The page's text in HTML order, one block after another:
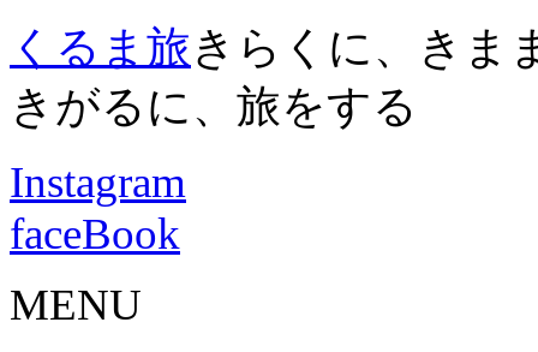
くるま旅きらくに、きま
きがるに、旅をする
Instagram
faceBook
MENU